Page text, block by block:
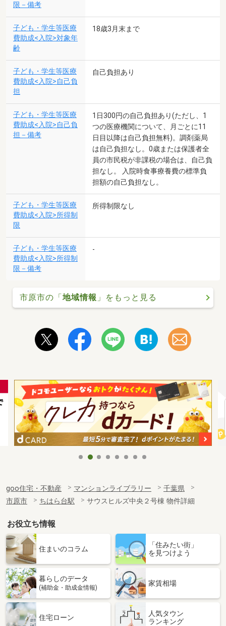
限－備考
子ども・学生等医療
費助成<入院>対象年
齢
18歳3月末まで
子ども・学生等医療
費助成<入院>自己負
担
自己負担あり
子ども・学生等医療
費助成<入院>自己負
担－備考
1日300円の自己負担あり(ただし、1
つの医療機関について、月ごとに11
日目以降は自己負担無料)。調剤薬局
は自己負担なし。0歳または保護者全
員の市民税が非課税の場合は、自己負
担なし。 入院時食事療養費の標準負
担額の自己負担なし。
子ども・学生等医療
費助成<入院>所得制
限
所得制限なし
子ども・学生等医療
費助成<入院>所得制
限－備考
-
市原市の「地域情報 」をもっと見る
goo住宅・不動産 マンションライブラリー
千葉県
市原市
ちはら台駅 サウスヒルズ中央２号棟 物件詳細
お役立ち情報
住まいのコラム
「住みたい街」
を見つけよう
暮らしのデータ
(補助金・助成金情報)
家賃相場
住宅ローン
人気タウン
ランキング